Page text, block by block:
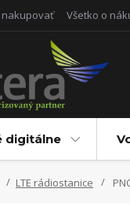
nakupovať Všetko o
digitálne
LTE rádiostanice